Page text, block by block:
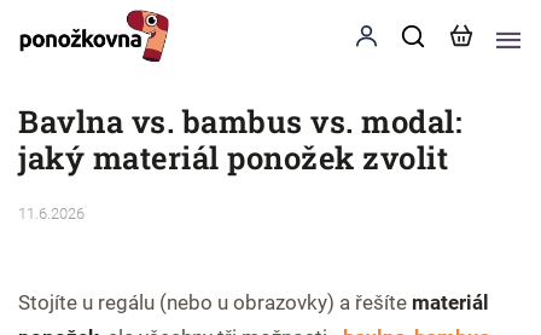
Bavlna vs. bambus vs. modal:
jaký materiál ponožek zvolit
11.6.2026
Stojíte u regálu (nebo u obrazovky) a řešíte materiál